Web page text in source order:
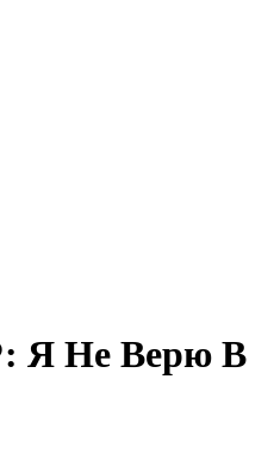
Я Не Верю В